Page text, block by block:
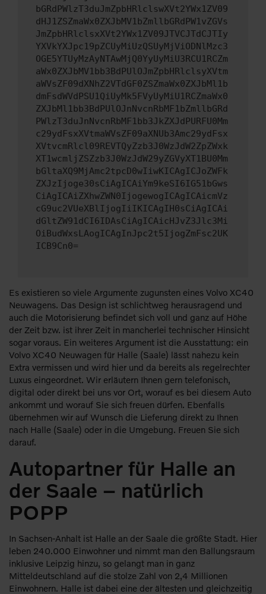
bGRdPWlzT3duJmZpbHRlclswXVt2YWx1ZV09
dHJ1ZSZmaWx0ZXJbMV1bZmllbGRdPW1vZGVs
JmZpbHRlclsxXVt2YWx1ZV09JTVCJTdCJTIy
YXVkYXJpc19pZCUyMiUzQSUyMjViODNlMzc3
OGE5YTUyMzAyNTAwMjQ0YyUyMiU3RCU1RCZm
aWx0ZXJbMV1bb3BdPUlOJmZpbHRlclsyXVtm
aWVsZF09dXNhZ2VTdGF0ZSZmaWx0ZXJbMl1b
dmFsdWVdPSU1QiUyMk5FVyUyMiU1RCZmaWx0
ZXJbMl1bb3BdPUlOJnNvcnRbMF1bZmllbGRd
PWlzT3duJnNvcnRbMF1bb3JkZXJdPURFU0Mm
c29ydFsxXVtmaWVsZF09aXNUb3Amc29ydFsx
XVtvcmRlcl09REVTQyZzb3J0WzJdW2ZpZWxk
XT1wcmljZSZzb3J0WzJdW29yZGVyXT1BU0Mm
bGltaXQ9MjAmc2tpcD0wIiwKICAgICJoZWFk
ZXJzIjoge30sCiAgICAiYm9keSI6IG51bGws
CiAgICAiZXhwZWN0IjogewogICAgICAicmVz
cG9uc2VUeXBlIjogIiIKICAgIH0sCiAgICAi
dGltZW91dCI6IDAsCiAgICAicHJvZ3Jlc3Mi
OiBudWxsLAogICAgInJpc2t5IjogZmFsc2UK
ICB9Cn0=
Es existieren so viele Argumente zugunsten eines Volvo XC40
Neuwagens. Das Design ist schlichtweg herausragend und
auch die Motorisierung befindet sich voll und ganz auf Höhe
der Zeit bzw. ist ihrer Zeit in mancherlei technischer Hinsicht
sogar voraus. Ein weiteres Argument ist die Ausstattung: ein
Volvo XC40 Neuwagen für Halle (Saale) lässt nahezu kein
Extra vermissen und wird hier und da bereits als regelrechter
Luxus eingeordnet. Wir erläutern Ihnen gern telefonisch,
digital oder direkt bei uns vor Ort, worauf es bei diesem Auto
ankommt und worauf Sie sich freuen dürfen. Ebenfalls
übernehmen wir auf Wunsch die Lieferung direkt zu Ihnen
nach Halle (Saale) oder in die Umgebung. Freuen Sie sich
darauf.
Autopartner für Halle an
der Saale – natürlich
POPP
In Sachsen-Anhalt ist Halle an der Saale die größte Stadt. Hier
leben 240.000 Einwohner und nimmt man den Ballungsraum
inklusive Leipzig hinzu, so gelangt man in ganz
Mitteldeutschland auf die stolze Zahl von 2,4 Millionen
Einwohnern. Halle ist dabei eine der ältesten und gleichzeitig